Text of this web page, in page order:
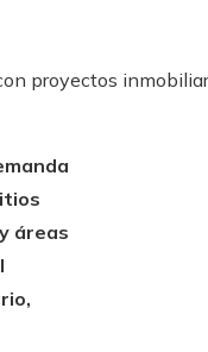
proyectos
áreas